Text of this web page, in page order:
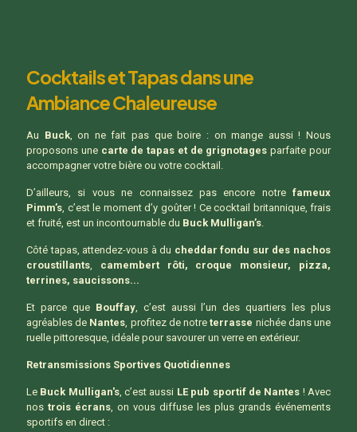
Cocktails et Tapas dans une
Ambiance Chaleureuse
Au Buck, on ne fait pas que boire : on mange aussi ! Nous
proposons une carte de tapas et de grignotages parfaite pour
accompagner votre bière ou votre cocktail.
D’ailleurs, si vous ne connaissez pas encore notre fameux
Pimm’s , c’est le moment d’y goûter ! Ce cocktail britannique, frais
et fruité, est un incontournable du Buck Mulligan’s
Côté tapas, attendez-vous à du cheddar fondu sur des nachos
croustillants
camembert rôti, croque monsieur, pizza,
terrines, saucissons...
Et parce que Bouffay, c’est aussi l’un des quartiers les plus
agréables de Nantes , profitez de notreterrasse nichée dans une
ruelle pittoresque, idéale pour savourer un verre en extérieur.
Retransmissions Sportives Quotidiennes
Le Buck Mulligan's, c’est aussi LE pub sportif de Nantes ! Avec
nos trois écrans , on vous diffuse les plus grands événements
sportifs en direct :